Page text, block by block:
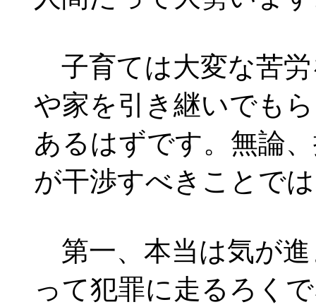
子育ては大変な苦労
や家を引き継いでも
あるはずです。無論
が干渉すべきことで
第一、本当は気が進
って犯罪に走るろく